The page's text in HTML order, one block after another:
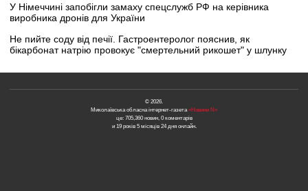
У Німеччині запобігли замаху спецслужб РФ на керівника
виробника дронів для України
Не пийте соду від печії. Гастроентеролог пояснив, як
бікарбонат натрію провокує "смертельний рикошет" у шлунку
© 2026.
Миколаївська обласна інтернет-газета«Новини N»
це: 705,360 новин, 0 коментарів
и 19 років 5 місяців 24 дня онлайн.